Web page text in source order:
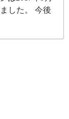
した。 今後